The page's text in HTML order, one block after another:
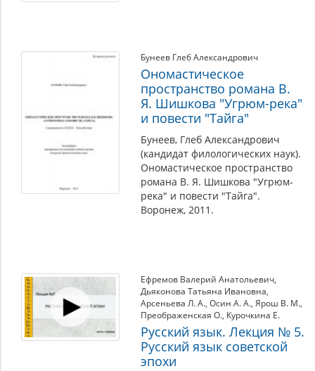
Бунеев Глеб Александрович
Ономастическое
пространство романа В.
Я. Шишкова "Угрюм-река"
и повести "Тайга"
Бунеев, Глеб Александрович
(кандидат филологических наук).
Ономастическое пространство
романа В. Я. Шишкова "Угрюм-
река" и повести "Тайга".
Воронеж, 2011.
Ефремов Валерий Анатольевич,
Дьяконова Татьяна Ивановна,
Арсеньева Л. А., Осин А. А., Ярош В. М.,
Преображенская О., Курочкина Е.
Русский язык. Лекция № 5.
Русский язык советской
эпохи